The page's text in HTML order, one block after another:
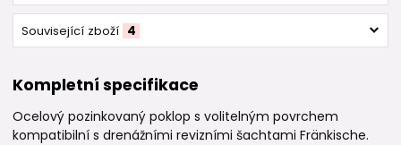
Související zboží 4
Kompletní specifikace
Ocelový pozinkovaný poklop s volitelným povrchem
kompatibilní s drenážními revizními šachtami Fränkische.